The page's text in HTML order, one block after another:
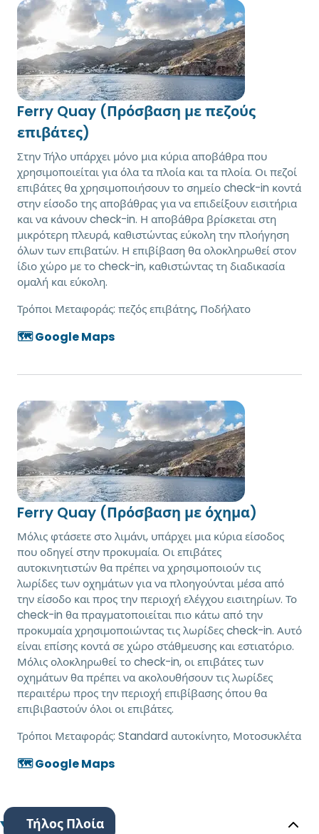
Ferry Quay (Πρόσβαση με πεζούς
επιβάτες)
Στην Τήλο υπάρχει μόνο μια κύρια αποβάθρα που
χρησιμοποιείται για όλα τα πλοία και τα πλοία. Οι πεζοί
επιβάτες θα χρησιμοποιήσουν το σημείο check-in κοντά
στην είσοδο της αποβάθρας για να επιδείξουν εισιτήρια
και να κάνουν check-in. Η αποβάθρα βρίσκεται στη
μικρότερη πλευρά, καθιστώντας εύκολη την πλοήγηση
όλων των επιβατών. Η επιβίβαση θα ολοκληρωθεί στον
ίδιο χώρο με το check-in, καθιστώντας τη διαδικασία
ομαλή και εύκολη.
Τρόποι Μεταφοράς: πεζός επιβάτης, Ποδήλατο
🗺️ Google Maps
Ferry Quay (Πρόσβαση με όχημα)
Μόλις φτάσετε στο λιμάνι, υπάρχει μια κύρια είσοδος
που οδηγεί στην προκυμαία. Οι επιβάτες
αυτοκινητιστών θα πρέπει να χρησιμοποιούν τις
λωρίδες των οχημάτων για να πλοηγούνται μέσα από
την είσοδο και προς την περιοχή ελέγχου εισιτηρίων. Το
check-in θα πραγματοποιείται πιο κάτω από την
προκυμαία χρησιμοποιώντας τις λωρίδες check-in. Αυτό
είναι επίσης κοντά σε χώρο στάθμευσης και εστιατόριο.
Μόλις ολοκληρωθεί το check-in, οι επιβάτες των
οχημάτων θα πρέπει να ακολουθήσουν τις λωρίδες
περαιτέρω προς την περιοχή επιβίβασης όπου θα
επιβιβαστούν όλοι οι επιβάτες.
Τρόποι Μεταφοράς: Standard αυτοκίνητο, Μοτοσυκλέτα
🗺️ Google Maps
Τήλος Πλοία